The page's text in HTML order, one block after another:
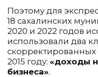
Поэтому для
18 сахалинских
2020 и 2022 годов
использовали два
2015 году: «доходы
бизнеса».